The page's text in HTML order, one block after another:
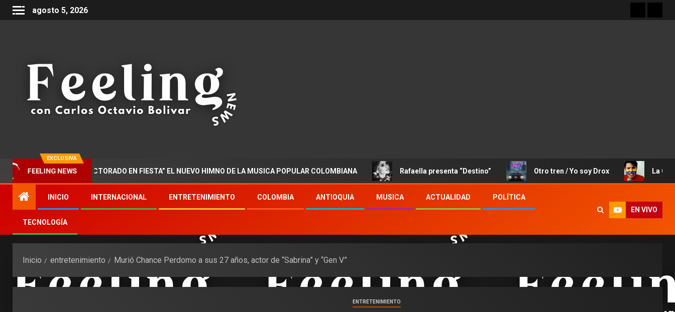
agosto 5, 2026
EXCLUSIVA
FEELING NEWS
PRESENTA “DOCTORADO EN FIESTA” EL NUEVO HIMNO DE LA MUSICA POPULAR COLOMBIANA Rafaella presenta “Destino” Otro tren / Yo soy Drox La Canción de
INICIO INTERNACIONAL ENTRETENIMIENTO COLOMBIA ANTIOQUIA MUSICA ACTUALIDAD POLÍTICA
TECNOLOGÍA
EN VIVO
Inicio entretenimiento Murió Chance Perdomo a sus 27 años, actor de “Sabrina” y “Gen V”
ENTRETENIMIENTO